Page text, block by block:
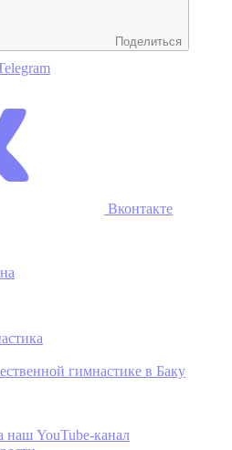
Поделиться
Вконтакте
гимнастике в Баку
наш YouTube-канал